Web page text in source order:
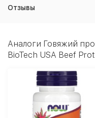
Отзывы
Аналоги Говяжий
BioTech USA Beef